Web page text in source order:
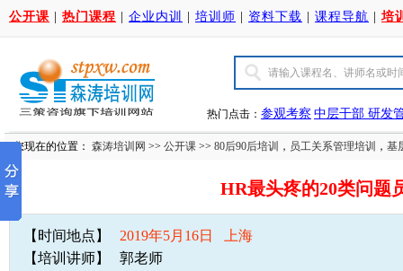
公开课 热门课程 企业内训 培训师 资料下载 课程导航 |培
热门点击： 参观考察 中层干部 研发
您现在的位置： 森涛培训网 >> 公开课 >> 80后90后培训 ， 员工关系管理培训 ， 基
HR最头疼的20类问题
【时间地点】
2019年5月16日 上海
【培训讲师】
郭老师